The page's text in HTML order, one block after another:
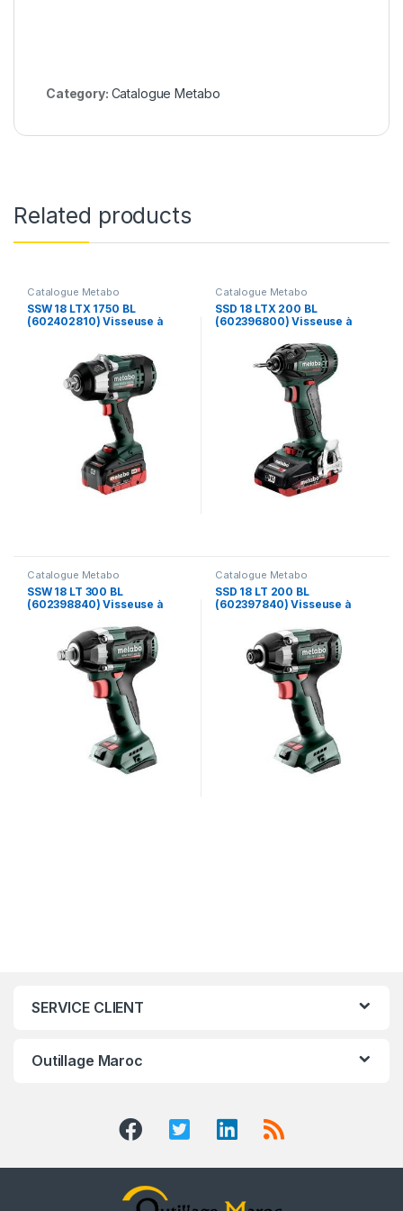
Category: Catalogue Metabo
Related products
Catalogue Metabo
SSW 18 LTX 1750 BL
(602402810) Visseuse à
Catalogue Metabo
SSD 18 LTX 200 BL
(602396800) Visseuse à
Catalogue Metabo
SSW 18 LT 300 BL
(602398840) Visseuse à
Catalogue Metabo
SSD 18 LT 200 BL
(602397840) Visseuse à
SERVICE CLIENT
Outillage Maroc